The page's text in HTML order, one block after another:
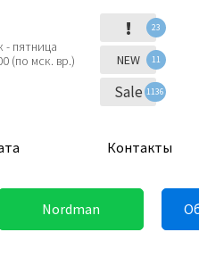
- пятница
(по мск. вр.)
! 23
NEW 11
Sale 1136
Контакты
Nordman